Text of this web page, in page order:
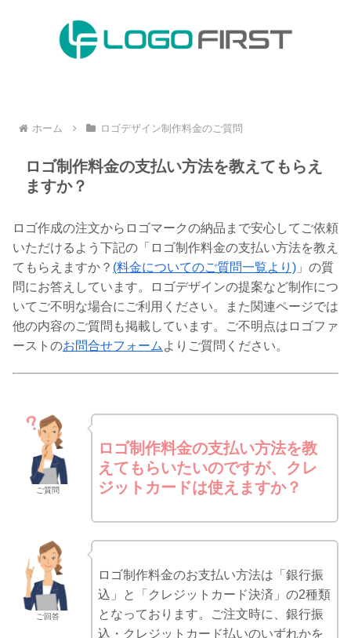
ホーム ロゴデザイン制作料金のご質問
ロゴ制作料金の支払い方法を教えてもらえ
ますか？
ロゴ作成の注文からロゴマークの納品まで安心してご依頼
いただけるよう下記の「ロゴ制作料金の支払い方法を教え
てもらえますか？ (料金についてのご質問一覧より) 」の質
問にお答えしています。ロゴデザインの提案など制作につ
いてご不明な場合にご利用ください。また関連ページでは
他の内容のご質問も掲載しています。ご不明点はロゴファ
ーストのお問合せフォーム よりご質問ください。
ご質問
ロゴ制作料金の支払い方法を教
えてもらいたいのですが、クレ
ジットカードは使えますか？
ご回答
ロゴ制作料金のお支払い方法は「銀行振
込」と「クレジットカード決済」の2種類
となっております。ご注文時に、銀行振
込・クレジットカード払いのいずれかを